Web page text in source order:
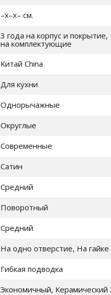
–x–x– см.
3 года на корпус и покрытие,
на комплектующие
Китай China
Для кухни
Однорычажные
Округлые
Современные
Сатин
Средний
Поворотный
Средний
На одно отверстие, На гайке
Гибкая подводка
Экономичный, Керамический